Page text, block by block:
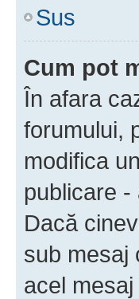
Sus
Cum pot
În afara
forumului,
modifica
publicare -
Dacă
sub mesaj
acel